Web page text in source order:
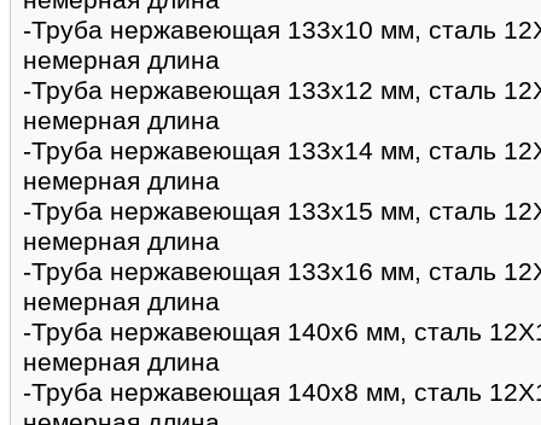
-Труба нержавеющая 133х10 мм, сталь
немерная длина
-Труба нержавеющая 133х12 мм, сталь
немерная длина
-Труба нержавеющая 133х14 мм, сталь
немерная длина
-Труба нержавеющая 133х15 мм, сталь
немерная длина
-Труба нержавеющая 133х16 мм, сталь
немерная длина
-Труба нержавеющая 140х6 мм, сталь
немерная длина
-Труба нержавеющая 140х8 мм, сталь